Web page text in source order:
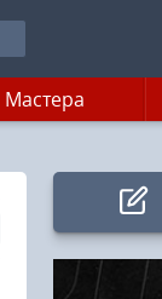
Мастера